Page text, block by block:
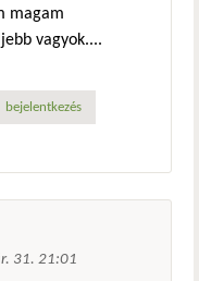
magam
vagyok....
bejelentkezés
31. 21:01